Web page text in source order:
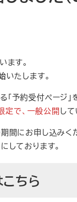
ます。
いたします。
予約受付ページ」を
で、一般公開して
間にお申し込みく
しております。
ちら